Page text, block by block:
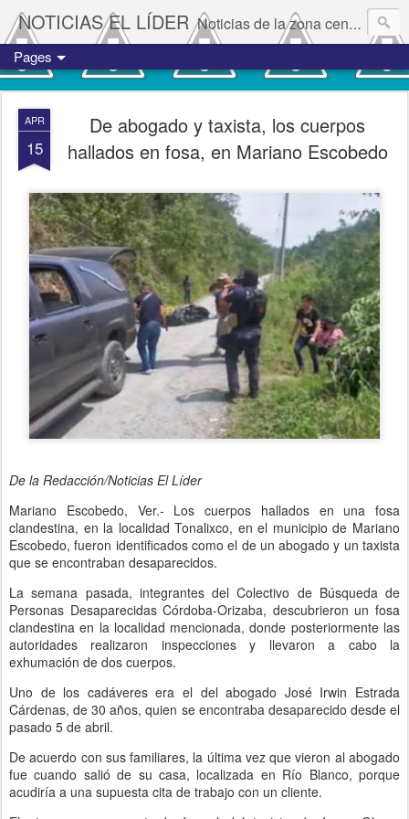
NOTICIAS EL LÍDER Noticias de la zona centro del estado de Veracruz.
Pages
APR
15
De abogado y taxista, los cuerpos
hallados en fosa, en Mariano Escobedo
De la Redacción/Noticias El Líder
Mariano Escobedo, Ver.- Los cuerpos hallados en una fosa
clandestina, en la localidad Tonalixco, en el municipio de Mariano
Escobedo, fueron identificados como el de un abogado y un taxista
que se encontraban desaparecidos.
La semana pasada, integrantes del Colectivo de Búsqueda de
Personas Desaparecidas Córdoba-Orizaba, descubrieron un fosa
clandestina en la localidad mencionada, donde posteriormente las
autoridades realizaron inspecciones y llevaron a cabo la
exhumación de dos cuerpos.
Uno de los cadáveres era el del abogado José Irwin Estrada
Cárdenas, de 30 años, quien se encontraba desaparecido desde el
pasado 5 de abril.
De acuerdo con sus familiares, la última vez que vieron al abogado
fue cuando salió de su casa, localizada en Río Blanco, porque
acudiría a una supuesta cita de trabajo con un cliente.